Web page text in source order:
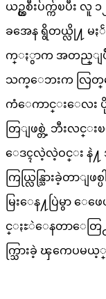
ယဥ္တစီးပ်က္က်ၿပီး လူ
ခအေန ရွိတယ္လို႔ မ
က္ႏွာက အတည္ျပဳထ
သက္ေဘးက လြတ္ေ
ကံေကာင္းေလး ပို
တြျဖစ္တဲ့ ဘီးလင္း
ေဒၚလဲ့လဲ့ဝင္း နဲ႔ အ
ကြယ္လြန္သြားခဲ့တ
မြးေန႔ပြဲမွာ ေ
င္ႏႊဲေနတာေတြ႕
က္သြားခဲ့ ၾကေပမ